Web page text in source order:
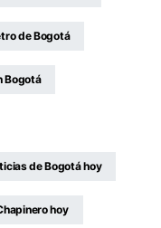
de Bogotá
Bogotá
de Bogotá hoy
hoy